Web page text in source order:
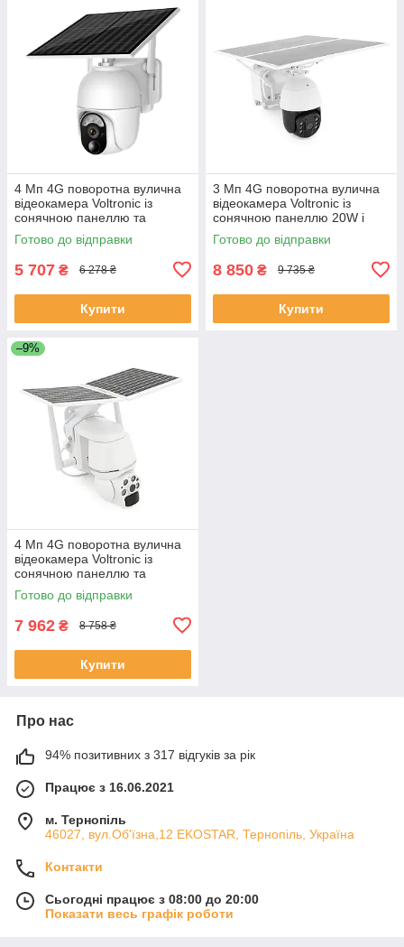
4 Мп 4G поворотна вулична
відеокамера Voltronic із
сонячною панеллю та
вбудованими АКБ 10400mA
UBox IPPTZ16425 2.8 mm
Готово до відправки
5 707 ₴ 6 278 ₴
Купити
3 Мп 4G поворотна вулична
відеокамера Voltronic із
сонячною панеллю 20W і
вбудованими АКБ 30000mA
UBox IPPTZ12335 2.8 mm
Готово до відправки
8 850 ₴ 9 735 ₴
Купити
–9%
4 Мп 4G поворотна вулична
відеокамера Voltronic із
сонячною панеллю та
вбудованими АКБ 9600mA
UBox IPPTZ26425 2.8mm
Готово до відправки
7 962 ₴ 8 758 ₴
Купити
Про нас
94% позитивних з 317 відгуків за рік
Працює з 16.06.2021
м. Тернопіль
46027, вул.Об'їзна,12 EKOSTAR, Тернопіль, Україна
Контакти
Сьогодні працює з 08:00 до 20:00
Показати весь графік роботи